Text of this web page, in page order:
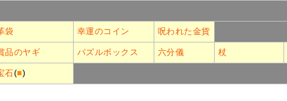
袋 幸運のコイン 呪われた金貨
品のヤギ パズルボックス 六分儀 杖
石(■)